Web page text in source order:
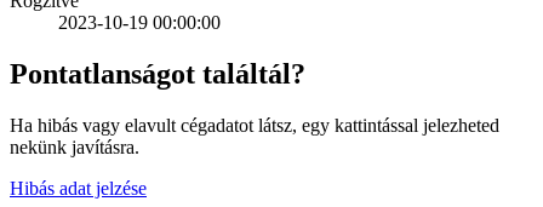
2023-10-19 00:00:00
Pontatlanságot találtál?
Ha hibás vagy elavult cégadatot látsz, egy kattintással jelezheted
nekünk javításra.
Hibás adat jelzése